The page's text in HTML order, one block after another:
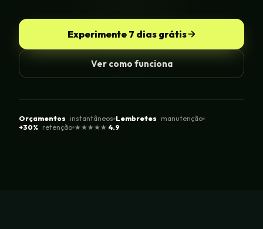
Experimente 7 dias grátis
Ver como funciona
Orçamentos instantâneos Lembretes manutenção
+30% retenção ★★★★★ 4.9